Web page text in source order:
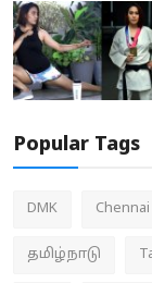
Popular Tags
DMK Chennai
தமிழ்நாடு